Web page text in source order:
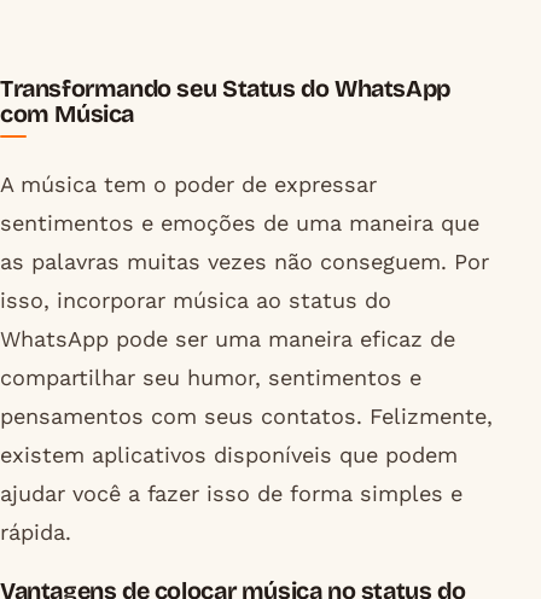
Transformando seu Status do WhatsApp
com Música
A música tem o poder de expressar
sentimentos e emoções de uma maneira que
as palavras muitas vezes não conseguem. Por
isso, incorporar música ao status do
WhatsApp pode ser uma maneira eficaz de
compartilhar seu humor, sentimentos e
pensamentos com seus contatos. Felizmente,
existem aplicativos disponíveis que podem
ajudar você a fazer isso de forma simples e
rápida.
Vantagens de colocar música no status do